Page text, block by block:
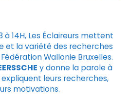
à 14H, Les Éclaireurs mettent
et la variété des recherches
Wallonie Bruxelles.
y donne la parole à
leurs recherches,
motivations.